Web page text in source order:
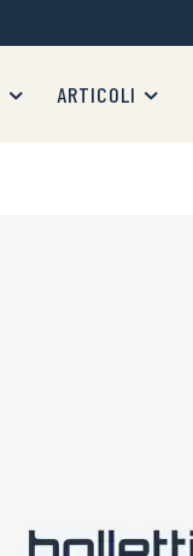
ARTICOLI